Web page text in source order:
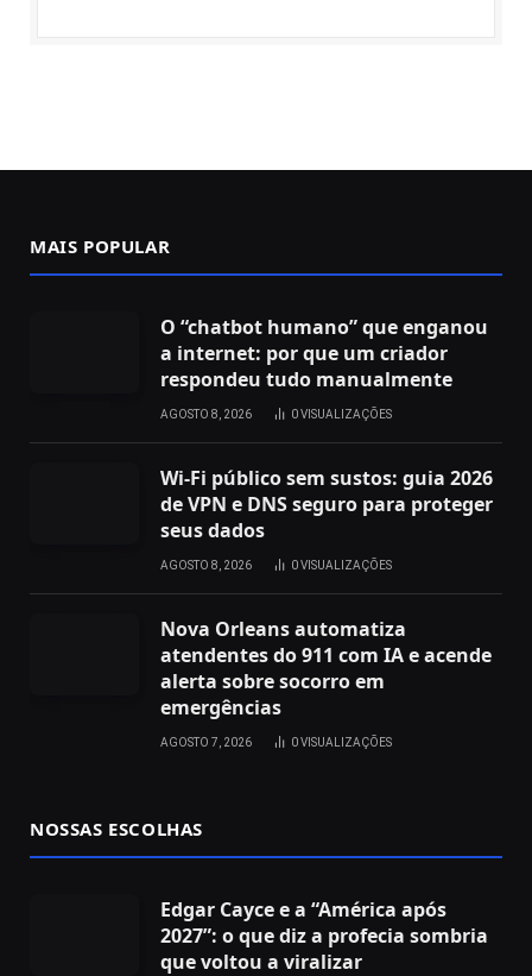
MAIS POPULAR
O “chatbot humano” que enganou
a internet: por que um criador
respondeu tudo manualmente
AGOSTO 8, 2026 0VISUALIZAÇÕES
Wi‑Fi público sem sustos: guia 2026
de VPN e DNS seguro para proteger
seus dados
AGOSTO 8, 2026 0VISUALIZAÇÕES
Nova Orleans automatiza
atendentes do 911 com IA e acende
alerta sobre socorro em
emergências
AGOSTO 7, 2026 0VISUALIZAÇÕES
NOSSAS ESCOLHAS
Edgar Cayce e a “América após
2027”: o que diz a profecia sombria
que voltou a viralizar